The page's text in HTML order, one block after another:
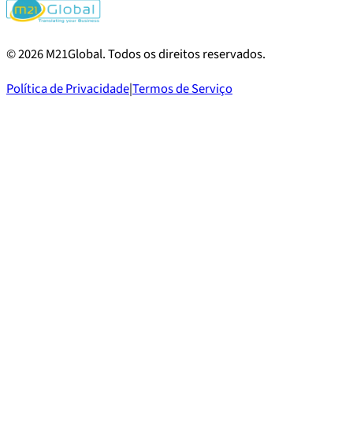
©2026M21Global.Todos os direitos reservados.
Política de Privacidade|Termos de Serviço